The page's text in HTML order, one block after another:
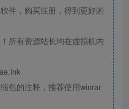
件，购买注册，得到更好的
所有资源站长均在虚拟机内
包的注释，推荐使用winrar